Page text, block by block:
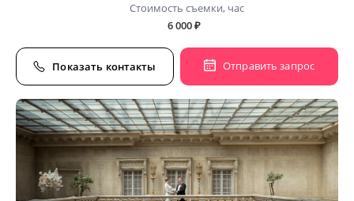
Стоимость съемки, час
6 000₽
Отправить запрос
Показать контакты